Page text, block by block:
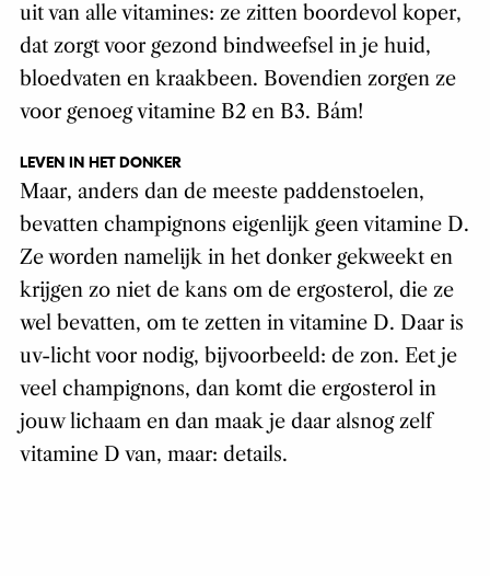
uit van alle vitamines: ze zitten boordevol koper,
dat zorgt voor gezond bindweefsel in je huid,
bloedvaten en kraakbeen. Bovendien zorgen ze
voor genoeg vitamine B2 en B3. Bám!
LEVEN IN HET DONKER
Maar, anders dan de meeste paddenstoelen,
bevatten champignons eigenlijk geen vitamine D.
Ze worden namelijk in het donker gekweekt en
krijgen zo niet de kans om de ergosterol, die ze
wel bevatten, om te zetten in vitamine D. Daar is
uv-licht voor nodig, bijvoorbeeld: de zon. Eet je
veel champignons, dan komt die ergosterol in
jouw lichaam en dan maak je daar alsnog zelf
vitamine D van, maar: details.